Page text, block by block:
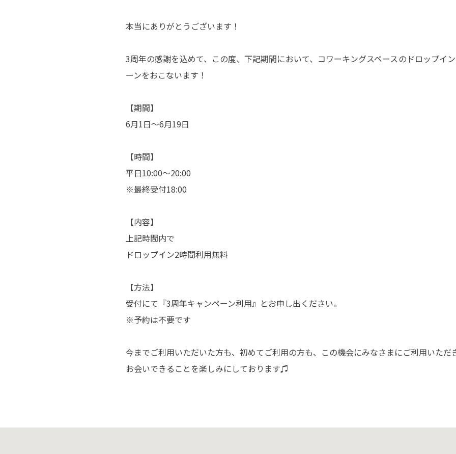
本当にありがとうございます！
3周年の感謝を込めて、この度、下記期間において、コワーキングスペースのドロップイ
ーンをおこないます！
【期間】
6月1日〜6月19日
【時間】
平日10:00〜20:00
※最終受付18:00
【内容】
上記時間内で
ドロップイン2時間利用無料
【方法】
受付にて『3周年キャンペーン利用』とお申し出ください。
※予約は不要です
今までご利用いただいた方も、初めてご利用の方も、この機会にみなさまにご利用いただ
お会いできることを楽しみにしております♫